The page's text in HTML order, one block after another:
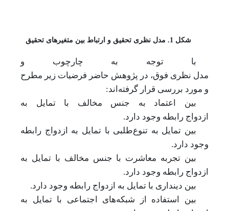
شکل 1. مدل نظری تحقیق و ارتباط بین متغیرهای تحقیق
با توجه به
چارچوب و
مدل نظری فوق، در پژوهش حاضر فرضیات زیر مطرح
و مورد بررسی قرار گرفته‌اند:
بین
اعتماد به جنس مخالف با
تمایل به
ازدواج رابطه وجود دارد.
بین تمایل به تنوع‌طلبی با تمایل به ازدواج رابطه
وجود دارد.
بین تجربه معاشرت با جنس مخالف با تمایل به
ازدواج رابطه وجود دارد.
بین دینداری با تمایل به ازدواج رابطه وجود دارد.
بین
استفاده از شبکه‌های اجتماعی با تمایل به